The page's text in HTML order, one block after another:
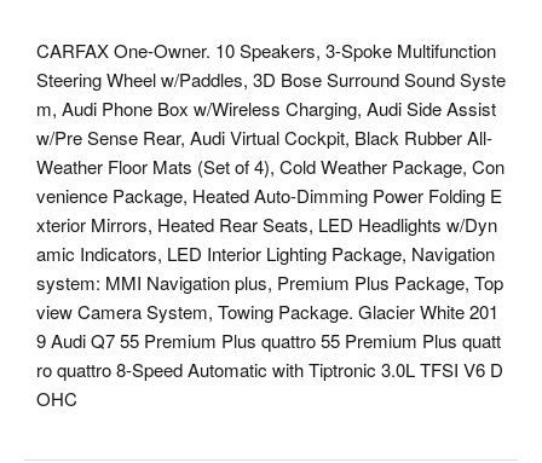
CARFAX One-Owner. 10 Speakers, 3-Spoke Multifunction
Steering Wheel w/Paddles, 3D Bose Surround Sound Syste
m, Audi Phone Box w/Wireless Charging, Audi Side Assist
w/Pre Sense Rear, Audi Virtual Cockpit, Black Rubber All-
Weather Floor Mats (Set of 4), Cold Weather Package, Con
venience Package, Heated Auto-Dimming Power Folding E
xterior Mirrors, Heated Rear Seats, LED Headlights w/Dyn
amic Indicators, LED Interior Lighting Package, Navigation
system: MMI Navigation plus, Premium Plus Package, Top
view Camera System, Towing Package. Glacier White 201
9 Audi Q7 55 Premium Plus quattro 55 Premium Plus quatt
ro quattro 8-Speed Automatic with Tiptronic 3.0L TFSI V6 D
OHC